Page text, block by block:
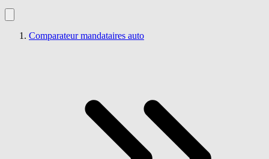
Comparateur mandataires auto